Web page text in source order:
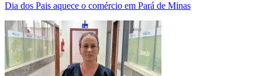
Dia dos Pais aquece o comércio em Pará de Minas